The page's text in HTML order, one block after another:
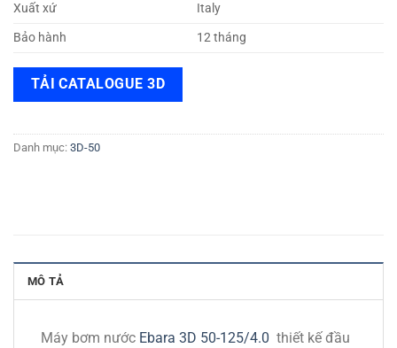
Xuất xứ
Italy
Bảo hành
12 tháng
TẢI CATALOGUE 3D
Danh mục: 3D-50
MÔ TẢ
Máy bơm nước Ebara 3D 50-125/4.0 thiết kế đầu